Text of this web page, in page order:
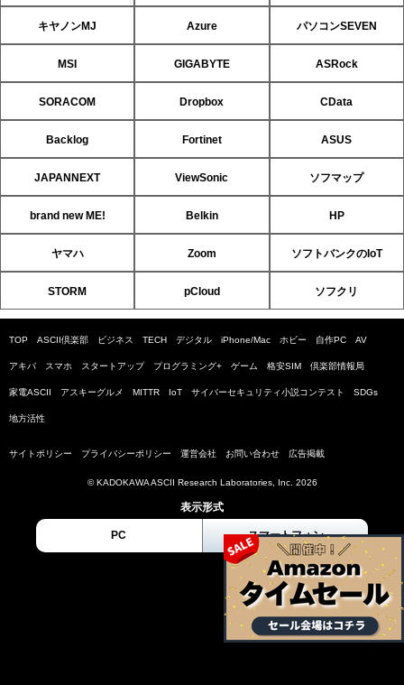
キヤノンMJ Azure パソコンSEVEN
MSI GIGABYTE ASRock
SORACOM Dropbox CData
Backlog Fortinet ASUS
JAPANNEXT ViewSonic ソフマップ
brand new ME! Belkin HP
ヤマハ Zoom ソフトバンクのIoT
STORM pCloud ソフクリ
TOP ASCII倶楽部 ビジネス TECH デジタル iPhone/Mac ホビー 自作PC AV
アキバ スマホ スタートアップ プログラミング+ ゲーム 格安SIM 倶楽部情報局
家電ASCII アスキーグルメ MITTR IoT サイバーセキュリティ小説コンテスト SDGs
地方活性
サイトポリシー プライバシーポリシー 運営会社 お問い合わせ 広告掲載
© KADOKAWA ASCII Research Laboratories, Inc. 2026
表示形式
PC スマートフォン